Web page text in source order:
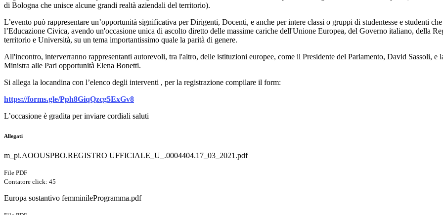
di Bologna che unisce alcune grandi realtà aziendali del territorio).
L’evento può rappresentare un’opportunità significativa per Dirigenti, Docenti, e anche per intere classi o gruppi di studentesse e studenti
l’Educazione Civica, avendo un'occasione unica di ascolto diretto delle massime cariche dell'Unione Europea, del Governo italiano, della
territorio e Università, su un tema importantissimo quale la parità di genere.
All'incontro, interverranno rappresentanti autorevoli, tra l'altro, delle istituzioni europee, come il Presidente del Parlamento, David Sassoli,
Ministra alle Pari opportunità Elena Bonetti.
Si allega la locandina con l’elenco degli interventi , per la registrazione compilare il form:
https://forms.gle/Pph8GiqQzcg5ExGv8
L’occasione è gradita per inviare cordiali saluti
Allegati
m_pi.AOOUSPBO.REGISTRO UFFICIALE_U_.0004404.17_03_2021.pdf
File PDF
Contatore click: 45
Europa sostantivo femminileProgramma.pdf